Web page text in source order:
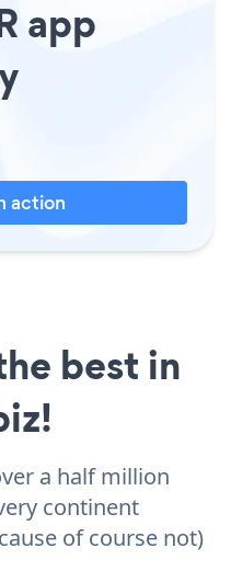
app
action
best in
a half million
continent
of course not)